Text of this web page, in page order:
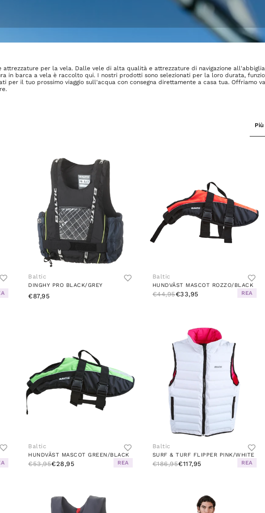
per la vela. Dalle vele di alta qualità e attrezzature di navigazione
in barca a vela è raccolto qui. I nostri prodotti sono selezionati per la loro durata,
il tuo prossimo viaggio sull'acqua con consegna direttamente a casa tua. Offriamo
Baltic
DINGHY PRO BLACK/GREY
€87,95
Baltic
HUNDVÄST MASCOT ROZZO/BLACK
€44,95€33,95 REA
Baltic
HUNDVÄST MASCOT GREEN/BLACK
€53,95€28,95 REA
Baltic
SURF & TURF FLIPPER PINK/WHITE
€186,95€117,95 REA